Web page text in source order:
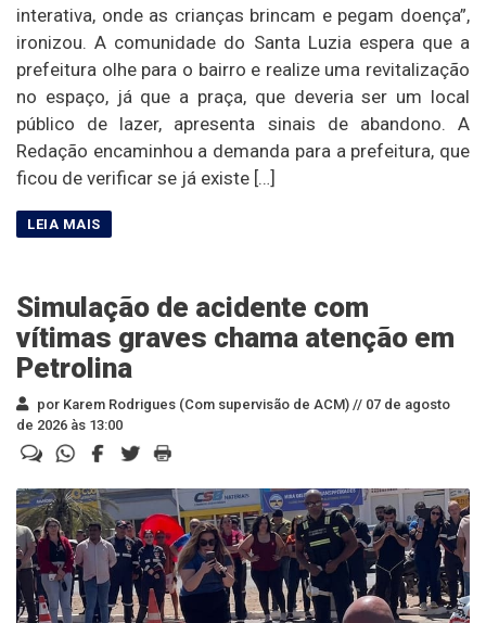
interativa, onde as crianças brincam e pegam doença”,
ironizou. A comunidade do Santa Luzia espera que a
prefeitura olhe para o bairro e realize uma revitalização
no espaço, já que a praça, que deveria ser um local
público de lazer, apresenta sinais de abandono. A
Redação encaminhou a demanda para a prefeitura, que
ficou de verificar se já existe […]
Simulação de acidente com
vítimas graves chama atenção em
Petrolina
por Karem Rodrigues (Com supervisão de ACM) // 07 de agosto
de 2026 às 13:00